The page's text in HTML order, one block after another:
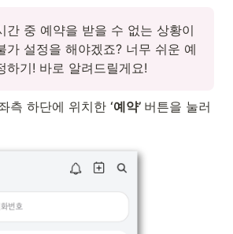
간 중 예약을 받을 수 없는 상황이
가 설정을 해야겠죠? 너무 쉬운 예
하기! 바로 알려드릴게요!
측 하단에 위치한 ‘예약’ 버튼을 눌러